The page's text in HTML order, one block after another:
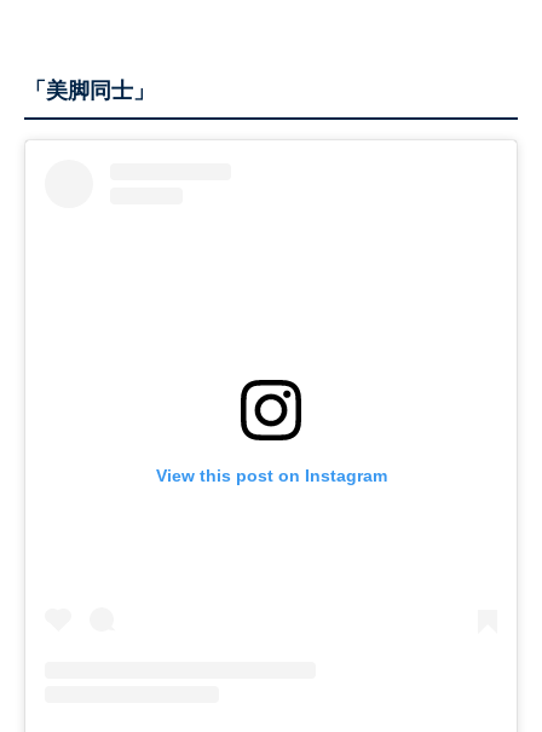
「美脚同士」
View this post on Instagram